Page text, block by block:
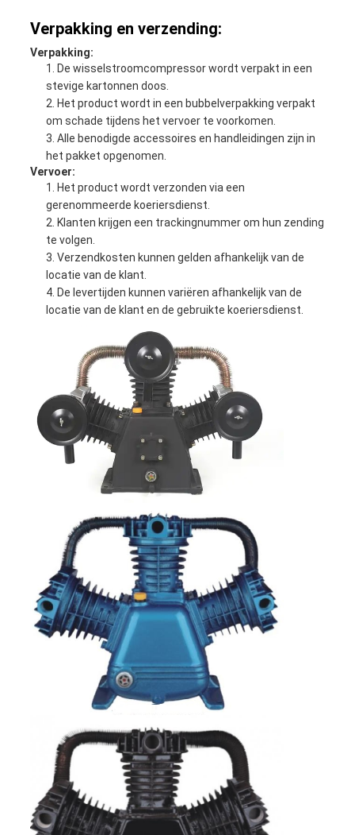
Verpakking en verzending:
Verpakking:
De wisselstroomcompressor wordt verpakt in een
stevige kartonnen doos.
Het product wordt in een bubbelverpakking verpakt
om schade tijdens het vervoer te voorkomen.
Alle benodigde accessoires en handleidingen zijn in
het pakket opgenomen.
Vervoer:
Het product wordt verzonden via een
gerenommeerde koeriersdienst.
Klanten krijgen een trackingnummer om hun zending
te volgen.
Verzendkosten kunnen gelden afhankelijk van de
locatie van de klant.
De levertijden kunnen variëren afhankelijk van de
locatie van de klant en de gebruikte koeriersdienst.